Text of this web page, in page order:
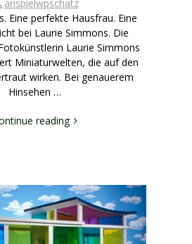
anspielwpschatz
Eine perfekte Hausfrau. Eine
bei Laurie Simmons. Die
Laurie Simmons
Miniaturwelten, die auf den
wirken. Bei genauerem
Hinsehen …
reading